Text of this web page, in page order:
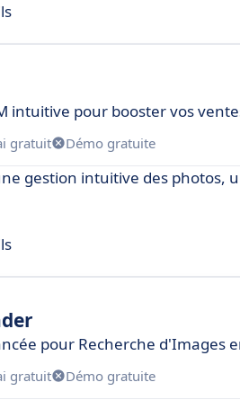
intuitive pour booster vos
gratuit Démo gratuite
gestion intuitive des photos,
pour Recherche d'Images
gratuit Démo gratuite